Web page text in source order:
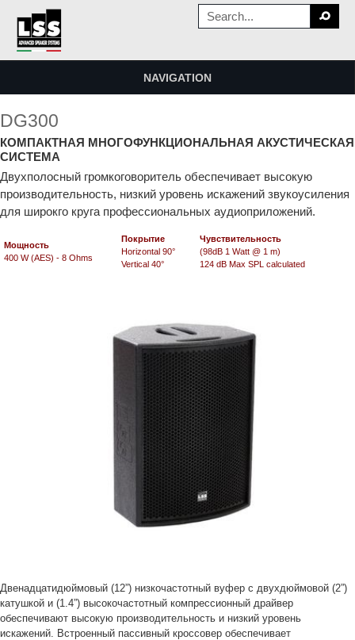
NAVIGATION
DG300
КОМПАКТНАЯ МНОГОФУНКЦИОНАЛЬНАЯ АКУСТИЧЕСКАЯ
СИСТЕМА
Двухполосный громкоговоритель обеспечивает высокую
производительность, низкий уровень искажений звукоусиления
для широкго круга профессиональных аудиоприложений.
Мощность
400 W(AES) - 8 Ohms
Покрытие
Horizontal 90°
Vertical 40°
Чувствительность
(98dB 1 Watt @ 1 m)
124 dB Max SPL calculated
Двенадцатидюймовый (12”) низкочастотный вуфер с двухдюймовой (2”)
катушкой и (1.4”) высокочастотный компрессионный драйвер
обеспечивают высокую производительность и низкий уровень
искажений. Встроенный пассивный кроссовер обеспечивает